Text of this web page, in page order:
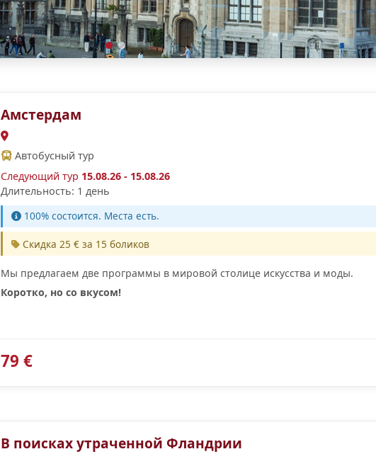
Амстердам
Автобусный тур
Следующий тур 15.08.26 - 15.08.26
Длительность: 1 день
100% cостоится. Места есть.
Скидка 25 € за 15 боликов
Мы предлагаем две программы в мировой столице искусства и моды.
Коротко, но со вкусом!
79 €
В поисках утраченной Фландрии